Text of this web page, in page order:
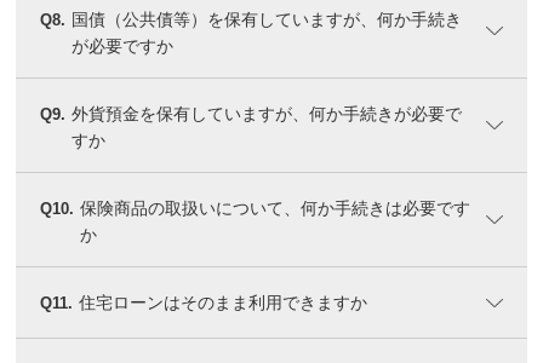
Q8. 国債（公共債等）を保有していますが、何か手続き
が必要ですか
Q9. 外貨預金を保有していますが、何か手続きが必要で
すか
Q10. 保険商品の取扱いについて、何か手続きは必要です
か
Q11. 住宅ローンはそのまま利用できますか